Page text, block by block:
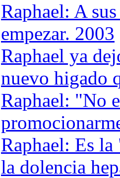
Raphael: A
empezar. 2003
Raphael ya
nuevo higado
Raphael: "No
Raphael: Es
la dolencia